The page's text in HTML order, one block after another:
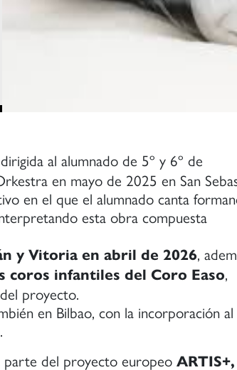
al alumnado de 5º y 6º de
en mayo de 2025 en San
en el que el alumnado canta
esta obra compuesta
y Vitoria en abril de 2026,
coros infantiles del Coro Easo,
proyecto.
en Bilbao, con la incorporación al
parte del proyecto europeo ARTIS+,